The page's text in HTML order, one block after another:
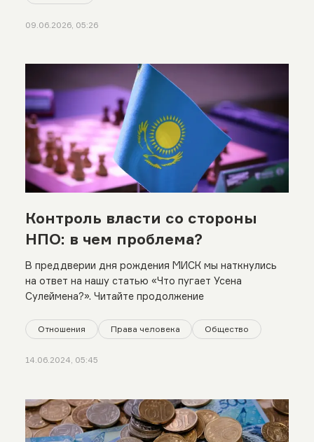
09.06.2026, 05:26
Контроль власти со стороны
НПО: в чем проблема?
В преддверии дня рождения МИСК мы наткнулись
на ответ на нашу статью «Что пугает Усена
Сулеймена?». Читайте продолжение
Отношения Права человека Общество
14.06.2024, 05:45